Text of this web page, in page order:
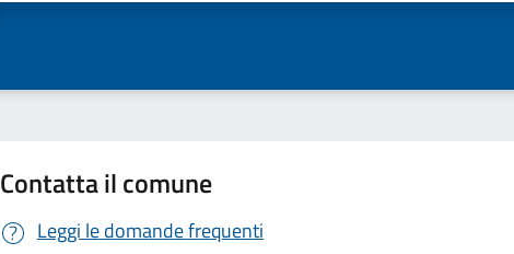
Contatta il comune
Leggi le domande frequenti